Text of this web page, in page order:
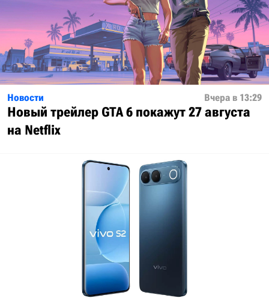
Новости Вчера в 13:29
Новый трейлер GTA 6 покажут 27 августа
на Netflix